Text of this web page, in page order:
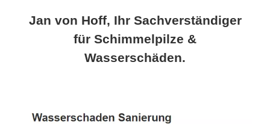
Jan von Hoff, Ihr Sachverständiger
für Schimmelpilze &
Wasserschäden.